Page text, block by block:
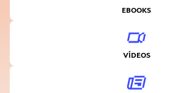
EBOOKS
VÍDEOS